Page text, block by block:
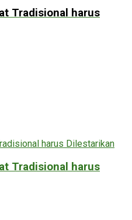
Tradisional harus
Tradisional harus